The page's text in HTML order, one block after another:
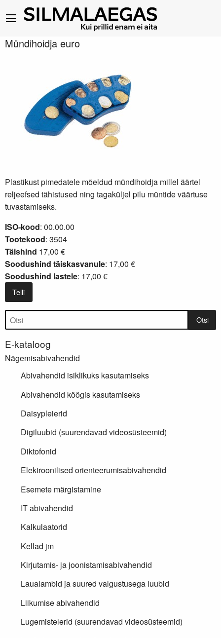
Mündihoidja euro
Plastikust pimedatele mõeldud mündihoidja millel äärtel
reljeefsed tähistused ning tagaküljel pilu müntide väärtuse
tuvastamiseks.
ISO-kood: 00.00.00
Tootekood: 3504
Täishind 17,00 €
Soodushind täiskasvanule: 17,00 €
Soodushind lastele: 17,00 €
Telli
Tootepuu Otsi
E-kataloog
Nägemisabivahendid
Abivahendid isiklikuks kasutamiseks
Abivahendid köögis kasutamiseks
Daisypleierid
Digiluubid (suurendavad videosüsteemid)
Diktofonid
Elektroonilised orienteerumisabivahendid
Esemete märgistamine
IT abivahendid
Kalkulaatorid
Kellad jm
Kirjutamis- ja joonistamisabivahendid
Laualambid ja suured valgustusega luubid
Liikumise abivahendid
Lugemistelerid (suurendavad videosüsteemid)